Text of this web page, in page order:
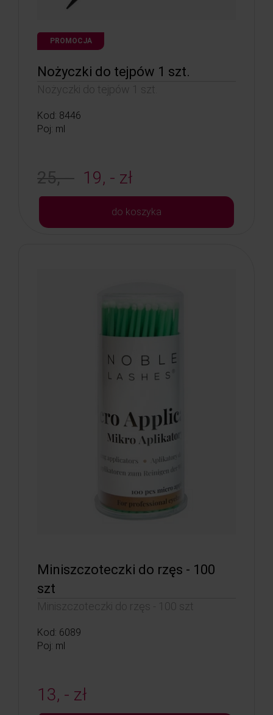
PROMOCJA
Nożyczki do tejpów 1 szt.
Nożyczki do tejpów 1 szt.
Kod: 8446
Poj: ml
25, - 19, - zł
do koszyka
Miniszczoteczki do rzęs - 100
szt
Miniszczoteczki do rzęs - 100 szt
Kod: 6089
Poj: ml
13, - zł